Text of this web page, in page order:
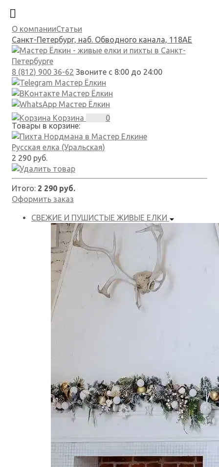
О компанииСтатьи
Санкт-Петербург, наб. Обводного канала, 118АЕ
8 (812) 900 36-62 Звоните с 8:00 до 24:00
Корзина
0
Товары в корзине:
Русская елка (Уральская)
2 290 руб.
Итого: 2 290 руб.
Оформить заказ
СВЕЖИЕ И ПУШИСТЫЕ ЖИВЫЕ ЕЛКИ